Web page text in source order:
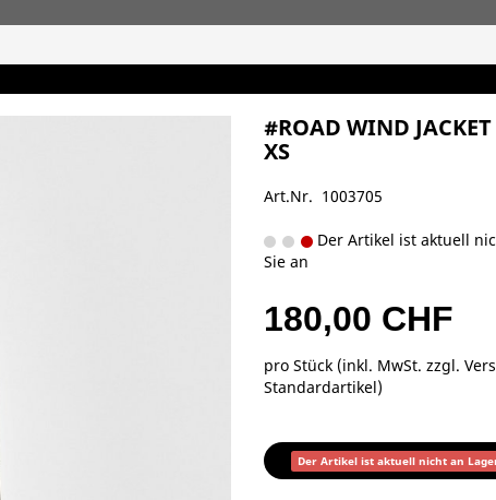
#ROAD WIND
XS
Art.Nr. 1003705
Der Artikel ist aktuell
Sie an
180,00 CHF
pro Stück (inkl. MwSt. zzgl.
Standardartikel)
Der Artikel ist aktuell nicht an